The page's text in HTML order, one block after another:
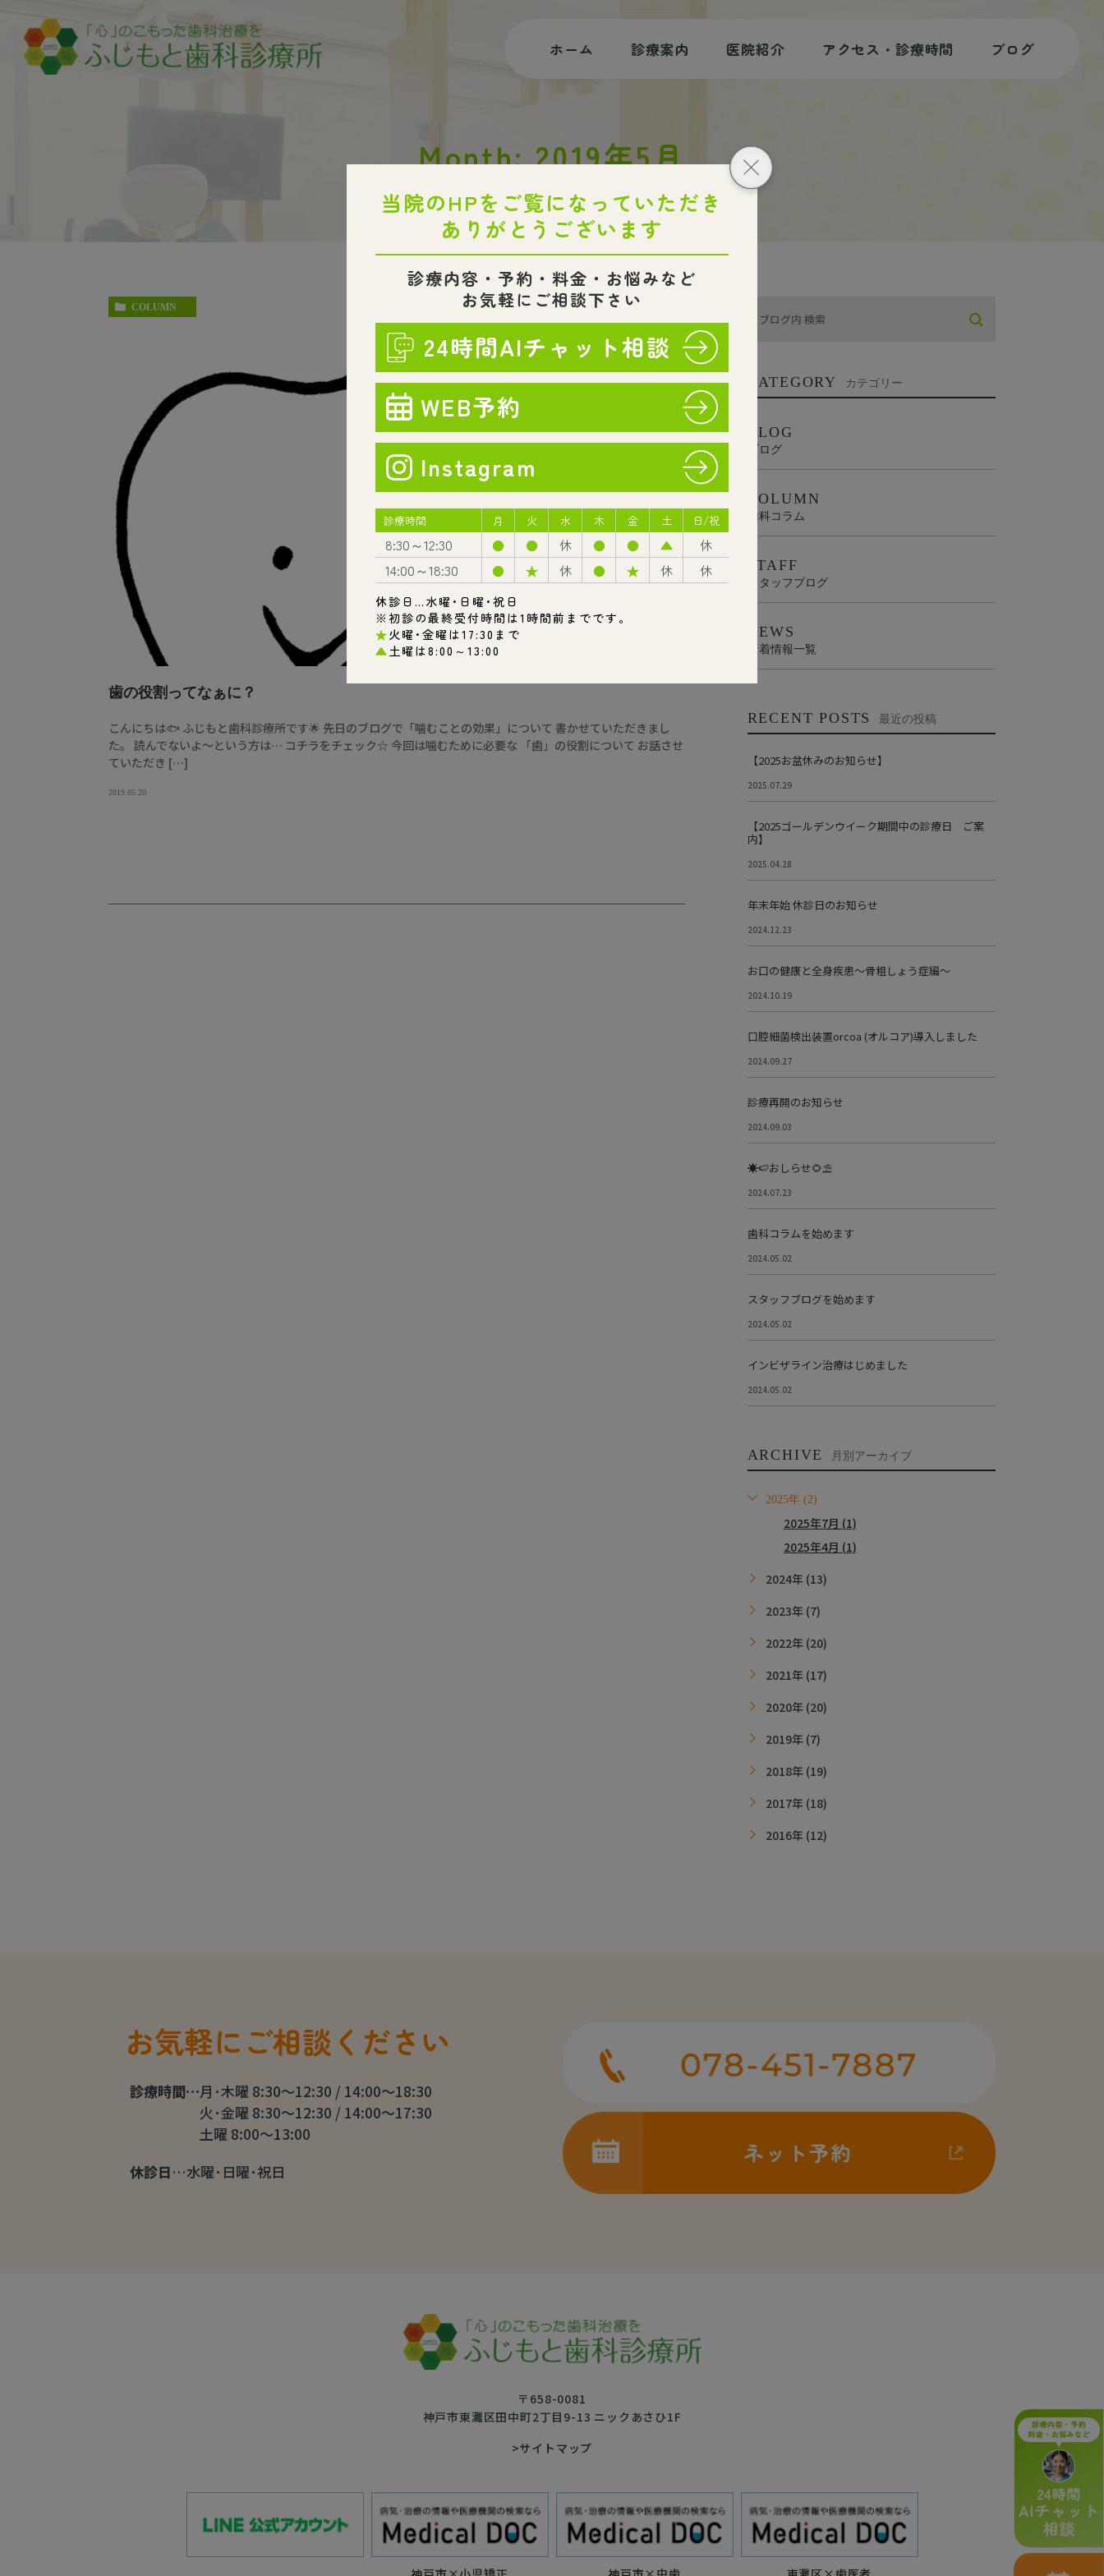
ホーム 診療案内
根管治療
審美治療・ホワイトニング
小児歯科・小児矯正
入れ歯・インプラント
歯周病
予防・メンテナンス
診療案内一覧
医院紹介 アクセス・診療時間 ブログ
Month: 2019年5月
HOME 2019 5月
COLUMN
歯の役割ってなぁに？
こんにちは🐟 ふじもと歯科診療所です🌟 先日のブログで「噛むことの効果」について 書かせていただきまし
た。 読んでないよ～という方は… コチラをチェック☆ 今回は噛むために必要な 「歯」の役割について お話させ
ていただき […]
2019.05.20
CATEGORY カテゴリー
BLOG
ブログ
COLUMN
歯科コラム
STAFF
スタッフブログ
NEWS
新着情報一覧
RECENT POSTS 最近の投稿
【2025お盆休みのお知らせ】
2025.07.29
【2025ゴールデンウイーク期間中の診療日 ご案
内】
2025.04.28
年末年始 休診日のお知らせ
2024.12.23
お口の健康と全身疾患～骨粗しょう症編～
2024.10.19
口腔細菌検出装置orcoa (オルコア)導入しました
2024.09.27
診療再開のお知らせ
2024.09.03
☀️🍉おしらせ🌻⛱
2024.07.23
歯科コラムを始めます
2024.05.02
スタッフブログを始めます
2024.05.02
インビザライン治療はじめました
2024.05.02
ARCHIVE 月別アーカイブ
2025年 (2)
2025年7月 (1)
2025年4月 (1)
2024年 (13)
2023年 (7)
2022年 (20)
2021年 (17)
2020年 (20)
2019年 (7)
2018年 (19)
2017年 (18)
2016年 (12)
お気軽にご相談ください
診療時間…月･木曜 8:30～12:30 / 14:00～18:30
火･金曜 8:30～12:30 / 14:00～17:30
土曜 8:00～13:00
休診日…水曜･日曜･祝日
〒658-0081
神戸市東灘区田中町2丁目9-13 ニックあさひ1F
>サイトマップ